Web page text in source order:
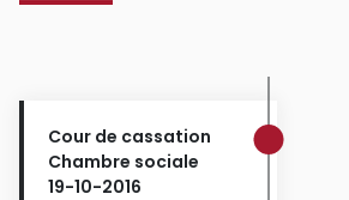
Cour de cassation
Chambre sociale
19-10-2016